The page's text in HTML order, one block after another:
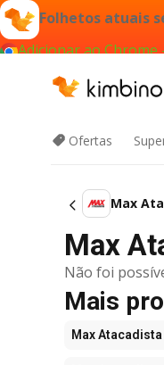
Folhetos atuais
Adicionar ao Chrome
Ofertas
Max
Max
Não foi
Mais
Max Atacadista